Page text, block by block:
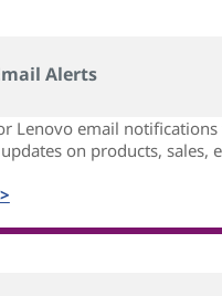
Alerts
Lenovo email notifications
on products, sales,